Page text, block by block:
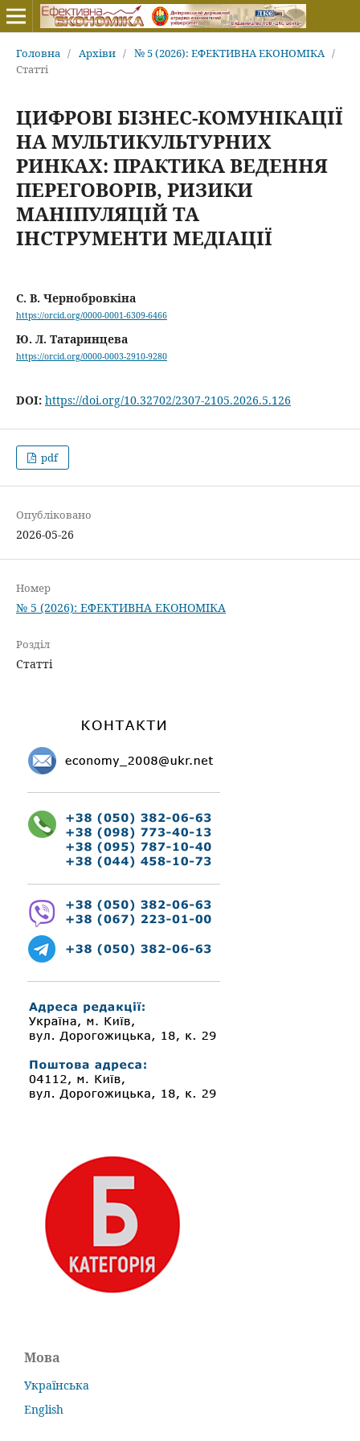
Головна / Архіви / № 5 (2026): ЕФЕКТИВНА ЕКОНОМІКА /
Статті
ЦИФРОВІ БІЗНЕС-КОМУНІКАЦІЇ
НА МУЛЬТИКУЛЬТУРНИХ
РИНКАХ: ПРАКТИКА ВЕДЕННЯ
ПЕРЕГОВОРІВ, РИЗИКИ
МАНІПУЛЯЦІЙ ТА
ІНСТРУМЕНТИ МЕДІАЦІЇ
С. В. Чернобровкіна
https://orcid.org/0000-0001-6309-6466
Ю. Л. Татаринцева
https://orcid.org/0000-0003-2910-9280
DOI: https://doi.org/10.32702/2307-2105.2026.5.126
pdf
Опубліковано
2026-05-26
Номер
№ 5 (2026): ЕФЕКТИВНА ЕКОНОМІКА
Розділ
Статті
Мова
Українська
English